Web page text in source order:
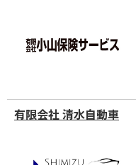
有限会社 清水自動車